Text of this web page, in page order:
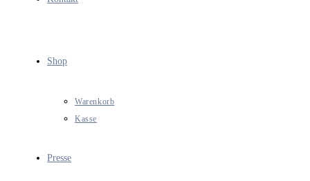
Shop
Warenkorb
Kasse
Presse